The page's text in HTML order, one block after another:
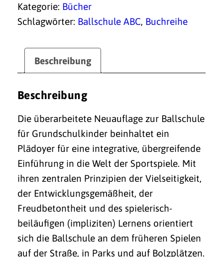
Kategorie: Bücher
Schlagwörter: Ballschule ABC, Buchreihe
Beschreibung
Beschreibung
Die überarbeitete Neuauflage zur Ballschule
für Grundschulkinder beinhaltet ein
Plädoyer für eine integrative, übergreifende
Einführung in die Welt der Sportspiele. Mit
ihren zentralen Prinzipien der Vielseitigkeit,
der Entwicklungsgemäßheit, der
Freudbetontheit und des spielerisch-
beiläufigen (impliziten) Lernens orientiert
sich die Ballschule an dem früheren Spielen
auf der Straße, in Parks und auf Bolzplätzen.